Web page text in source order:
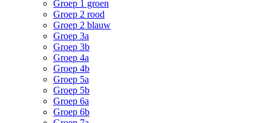
Groep 1 groen
Groep 2 rood
Groep 2 blauw
Groep 3a
Groep 3b
Groep 4a
Groep 4b
Groep 5a
Groep 5b
Groep 6a
Groep 6b